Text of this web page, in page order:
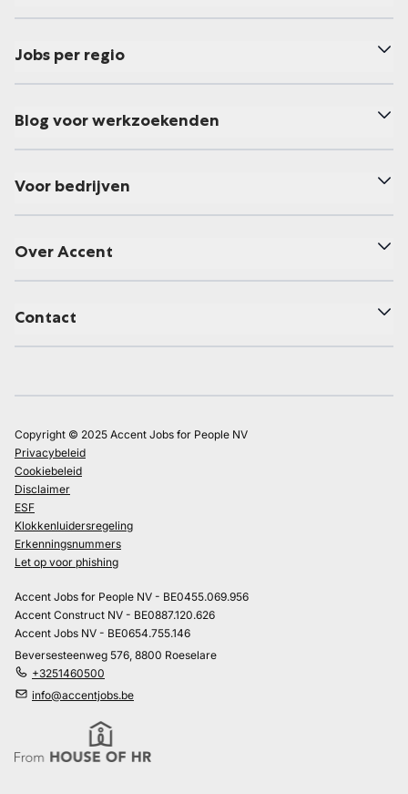
Jobs per regio
Blog voor werkzoekenden
Voor bedrijven
Over Accent
Contact
Copyright © 2025 Accent Jobs for People NV
Privacybeleid
Cookiebeleid
Disclaimer
ESF
Klokkenluidersregeling
Erkenningsnummers
Let op voor phishing
Accent Jobs for People NV - BE0455.069.956
Accent Construct NV - BE0887.120.626
Accent Jobs NV - BE0654.755.146
Beversesteenweg 576, 8800 Roeselare
+3251460500
info@accentjobs.be